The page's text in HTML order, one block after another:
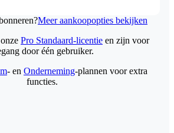
Meer aankoopopties bekijken
Pro Standaard-licentie en zijn voor
door één gebruiker.
- en Onderneming-plannen voor extra
functies.